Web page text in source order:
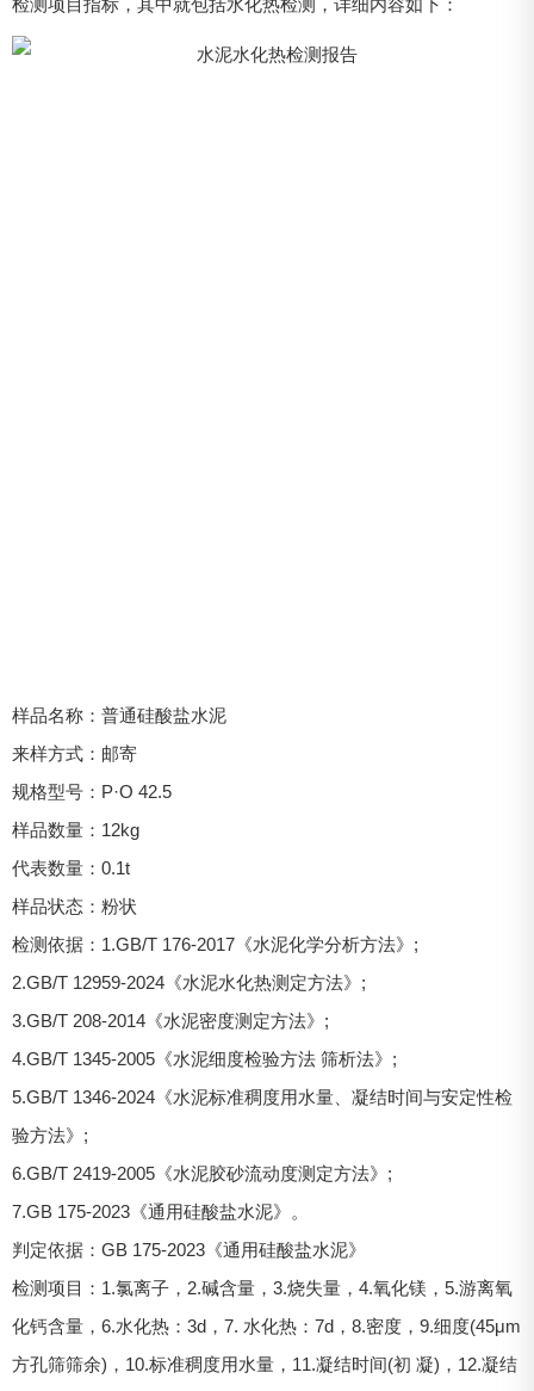
检测项目指标，其中就包括水化热检测，详细内容如下：
样品名称：普通硅酸盐水泥
来样方式：邮寄
规格型号：P·O 42.5
样品数量：12kg
代表数量：0.1t
样品状态：粉状
检测依据：1.GB/T 176-2017《水泥化学分析方法》;
2.GB/T 12959-2024《水泥水化热测定方法》;
3.GB/T 208-2014《水泥密度测定方法》;
4.GB/T 1345-2005《水泥细度检验方法 筛析法》;
5.GB/T 1346-2024《水泥标准稠度用水量、凝结时间与安定性检
验方法》;
6.GB/T 2419-2005《水泥胶砂流动度测定方法》;
7.GB 175-2023《通用硅酸盐水泥》。
判定依据：GB 175-2023《通用硅酸盐水泥》
检测项目：1.氯离子，2.碱含量，3.烧失量，4.氧化镁，5.游离氧
化钙含量，6.水化热：3d，7. 水化热：7d，8.密度，9.细度(45μm
方孔筛筛余)，10.标准稠度用水量，11.凝结时间(初 凝)，12.凝结